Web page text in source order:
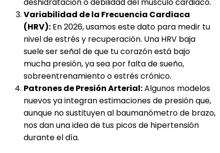
Variabilidad de la Frecuencia Cardiaca
(HRV): En 2026, usamos este dato para medir tu
nivel de estrés y recuperación. Una HRV baja
suele ser señal de que tu corazón está bajo
mucha presión, ya sea por falta de sueño,
sobreentrenamiento o estrés crónico.
Patrones de Presión Arterial:Algunos modelos
nuevos ya integran estimaciones de presión que,
aunque no sustituyen al baumanómetro de brazo,
nos dan una idea de tus picos de hipertensión
durante el día.